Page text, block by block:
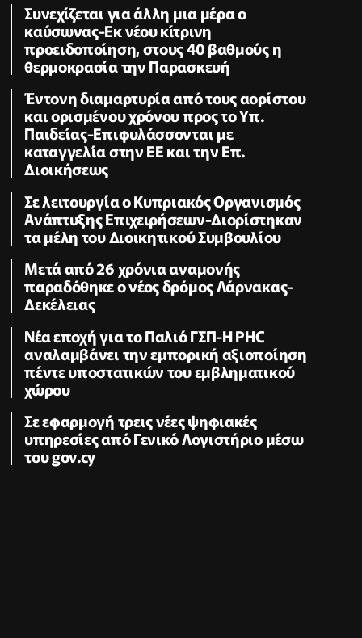
Συνεχίζεται για άλλη μια μέρα ο
καύσωνας-Εκ νέου κίτρινη
προειδοποίηση, στους 40 βαθμούς η
θερμοκρασία την Παρασκευή
Έντονη διαμαρτυρία από τους αορίστου
και ορισμένου χρόνου προς το Υπ.
Παιδείας-Επιφυλάσσονται με
καταγγελία στην ΕΕ και την Επ.
Διοικήσεως
Σε λειτουργία ο Κυπριακός Οργανισμός
Ανάπτυξης Επιχειρήσεων-Διορίστηκαν
τα μέλη του Διοικητικού Συμβουλίου
Μετά από 26 χρόνια αναμονής
παραδόθηκε ο νέος δρόμος Λάρνακας-
Δεκέλειας
Νέα εποχή για το Παλιό ΓΣΠ-Η PHC
αναλαμβάνει την εμπορική αξιοποίηση
πέντε υποστατικών του εμβληματικού
χώρου
Σε εφαρμογή τρεις νέες ψηφιακές
υπηρεσίες από Γενικό Λογιστήριο μέσω
του gov.cy